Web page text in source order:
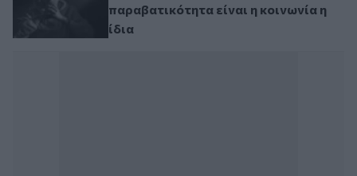
παραβατικότητα είναι η κοινωνία η
ίδια